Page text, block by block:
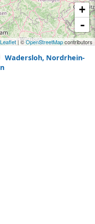
+
-
Leaflet| ©OpenStreetMapcontributors
Wadersloh, Nordrhein-